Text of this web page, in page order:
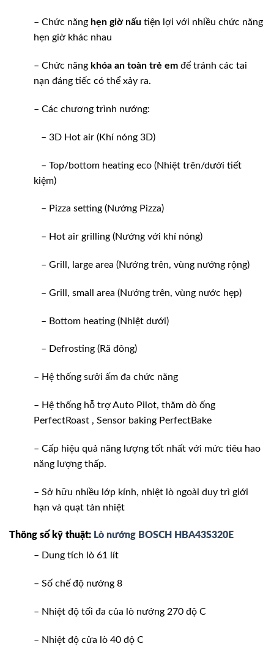
– Chức năng hẹn giờ nấu tiện lợi với nhiều chức năng
hẹn giờ khác nhau
– Chức năng khóa an toàn trẻ em để tránh các tai
nạn đáng tiếc có thể xảy ra.
– Các chương trình nướng:
– 3D Hot air (Khí nóng 3D)
– Top/bottom heating eco (Nhiệt trên/dưới tiết
kiệm)
– Pizza setting (Nướng Pizza)
– Hot air grilling (Nướng với khí nóng)
– Grill, large area (Nướng trên, vùng nướng rộng)
– Grill, small area (Nướng trên, vùng nước hẹp)
– Bottom heating (Nhiệt dưới)
– Defrosting (Rã đông)
– Hệ thống sưởi ấm đa chức năng
– Hệ thống hỗ trợ Auto Pilot, thăm dò ống
PerfectRoast , Sensor baking PerfectBake
– Cấp hiệu quả năng lượng tốt nhất với mức tiêu hao
năng lượng thấp.
– Sở hữu nhiều lớp kính, nhiệt lò ngoài duy trì giới
hạn và quạt tản nhiệt
Thông số kỹ thuật: Lò nướng BOSCH HBA43S320E
– Dung tích lò 61 lít
– Số chế độ nướng 8
– Nhiệt độ tối đa của lò nướng 270 độ C
– Nhiệt độ cửa lò 40 độ C